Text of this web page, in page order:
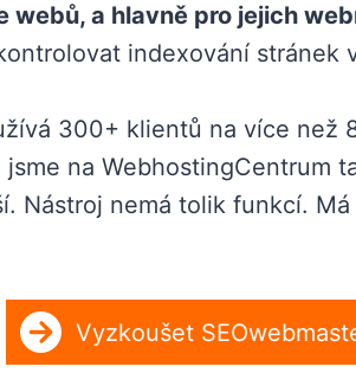
webů, a hlavně pro jejich
indexování stránek
300+ klientů na více
jsme na WebhostingCentrum
Nástroj nemá tolik funkcí.
Vyzkoušet